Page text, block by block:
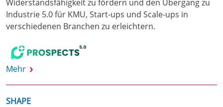
Widerstandsfähigkeit zu fördern und den Übergang zu
Industrie 5.0 für KMU, Start-ups und Scale-ups in
verschiedenen Branchen zu erleichtern.
Mehr
SHAPE